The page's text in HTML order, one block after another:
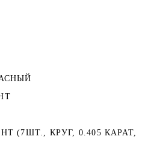
(7ШТ., КРУГ, 0.405 КАРАТ,